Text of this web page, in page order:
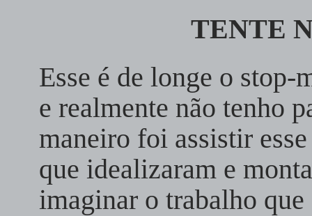
TENTE
Esse é de longe o
e realmente não tenho
maneiro foi assistir
que idealizaram e
imaginar o trabalho que